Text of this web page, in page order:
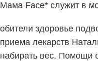
Мама Face* служит в
обители здоровье
приема лекарств
набирать вес. Помощи